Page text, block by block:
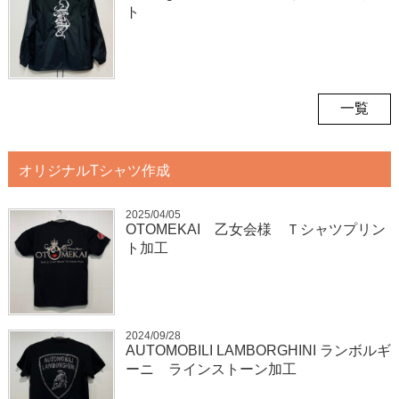
ト
一覧
オリジナルTシャツ作成
2025/04/05
OTOMEKAI 乙女会様 Ｔシャツプリン
ト加工
2024/09/28
AUTOMOBILI LAMBORGHINI ランボルギ
ーニ ラインストーン加工